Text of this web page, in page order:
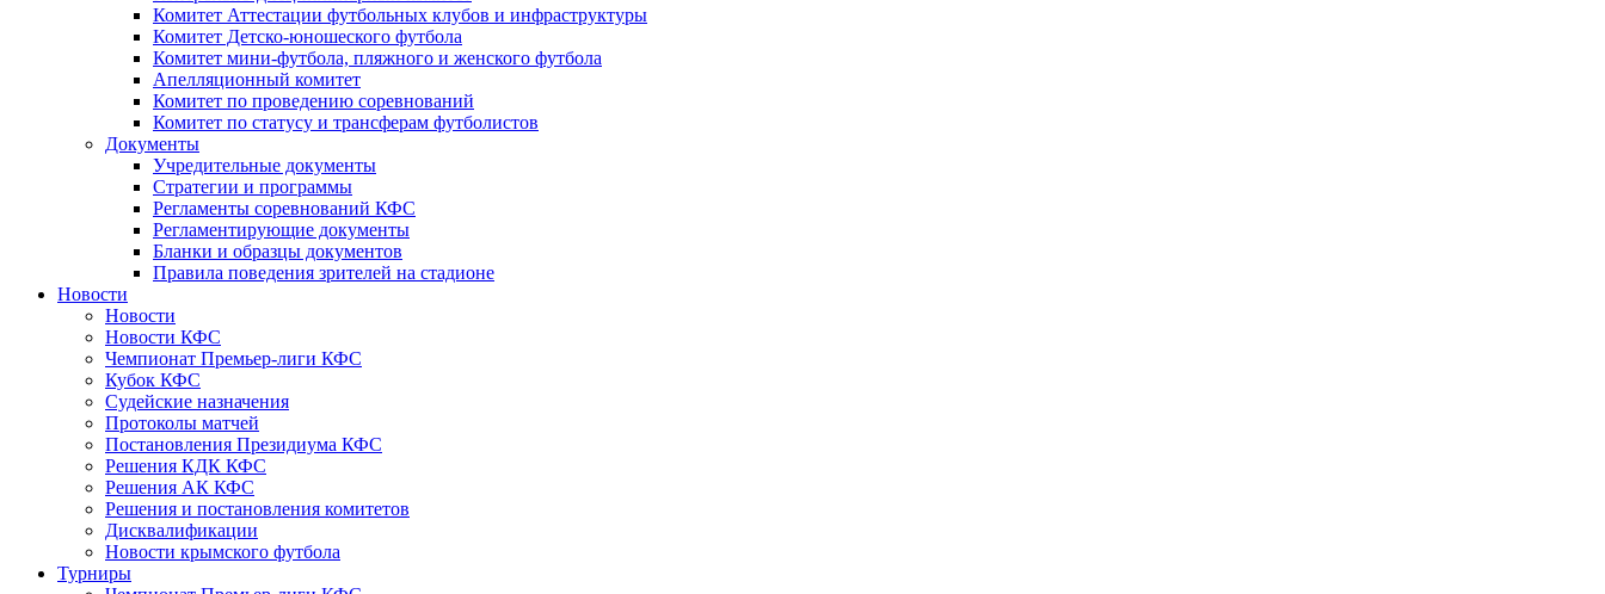
Комитет Аттестации футбольных клубов и инфраструктуры
Комитет Детско-юношеского футбола
Комитет мини-футбола, пляжного и женского футбола
Апелляционный комитет
Комитет по проведению соревнований
Комитет по статусу и трансферам футболистов
Документы
Учредительные документы
Стратегии и программы
Регламенты соревнований КФС
Регламентирующие документы
Бланки и образцы документов
Правила поведения зрителей на стадионе
Новости
Новости
Новости КФС
Чемпионат Премьер-лиги КФС
Кубок КФС
Судейские назначения
Протоколы матчей
Постановления Президиума КФС
Решения КДК КФС
Решения АК КФС
Решения и постановления комитетов
Дисквалификации
Новости крымского футбола
Турниры